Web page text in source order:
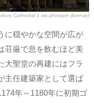
Cathedral 1 via photopin (license)
に穏やかな空間が広が
荘厳で息を飲むほど美
大聖堂の再建にはフラ
主任建築家として選ば
年～1180年に初期ゴ